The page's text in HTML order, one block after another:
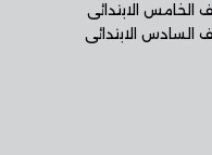
الخامس الابتدائى
السادس الابتدائى